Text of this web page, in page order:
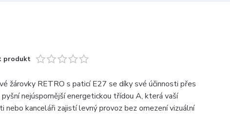
produkt
žárovky RETRO s paticí E27 se díky své účinnosti přes
nejúspornější energetickou třídou A, která vaší
nebo kanceláři zajistí levný provoz bez omezení vizuální